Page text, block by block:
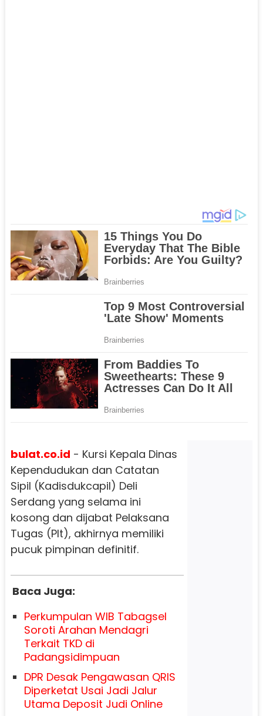
bulat.co.id - Kursi Kepala Dinas
Kependudukan dan Catatan
Sipil (Kadisdukcapil) Deli
Serdang yang selama ini
kosong dan dijabat Pelaksana
Tugas (Plt), akhirnya memiliki
pucuk pimpinan definitif.
Baca Juga:
Perkumpulan WIB Tabagsel
Soroti Arahan Mendagri
Terkait TKD di
Padangsidimpuan
DPR Desak Pengawasan QRIS
Diperketat Usai Jadi Jalur
Utama Deposit Judi Online